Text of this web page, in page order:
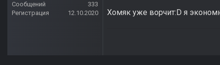
Сообщений
333
Регистрация
12.10.2020 Хомяк уже ворчит:D я